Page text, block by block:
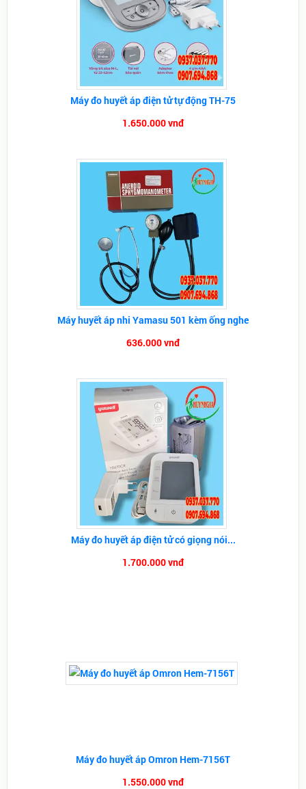
Máy đo huyết áp điện tử tự động TH-75
1.650.000 vnđ
Máy huyết áp nhi Yamasu 501 kèm ống nghe
636.000 vnđ
Máy đo huyết áp điện tử có giọng nói...
1.700.000 vnđ
Máy đo huyết áp Omron Hem-7156T
1.550.000 vnđ